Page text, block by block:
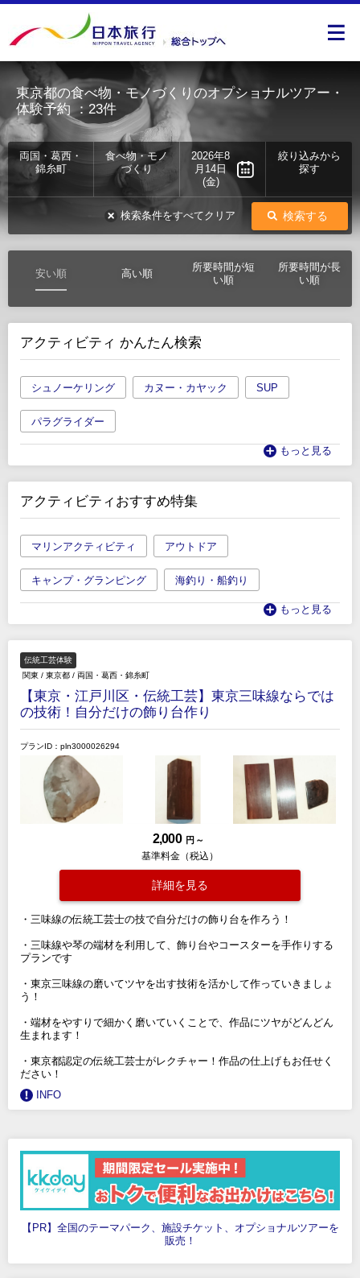
東京都の食べ物・モノづくりのオプショナルツアー・
体験予約：23件
両国・葛西・
錦糸町
食べ物・モノ
づくり
2026年8
月14日
(金)
絞り込みから
探す
検索する
検索条件をすべてクリア
安い順 高い順
所要時間が短
い順
所要時間が長
い順
アクティビティ かんたん検索
シュノーケリング カヌー・カヤック SUP
パラグライダー
もっと見る
アクティビティおすすめ特集
マリンアクティビティ アウトドア
キャンプ・グランピング 海釣り・船釣り
もっと見る
伝統工芸体験
関東 / 東京都 / 両国・葛西・錦糸町
【東京・江戸川区・伝統工芸】東京三味線ならでは
の技術！自分だけの飾り台作り
プランID：pln3000026294
2,000 円 ～
基準料金（税込）
詳細を見る
・三味線の伝統工芸士の技で自分だけの飾り台を作ろう！
・三味線や琴の端材を利用して、飾り台やコースターを手作りする
プランです
・東京三味線の磨いてツヤを出す技術を活かして作っていきましょ
う！
・端材をやすりで細かく磨いていくことで、作品にツヤがどんどん
生まれます！
・東京都認定の伝統工芸士がレクチャー！作品の仕上げもお任せく
ださい！
INFO
【PR】全国のテーマパーク、施設チケット、オプショナルツアーを
販売！